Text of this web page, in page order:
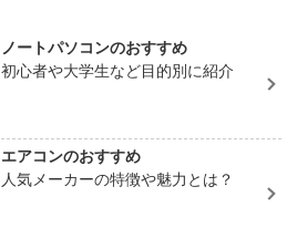
ノートパソコンのおすすめ
初心者や大学生など目的別に紹介
エアコンのおすすめ
人気メーカーの特徴や魅力とは？